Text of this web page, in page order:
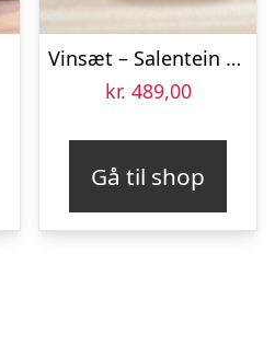
Vinsæt – Salentein Pinot Noir og Chardonnay – i kasse
kr. 489,00
Gå til shop